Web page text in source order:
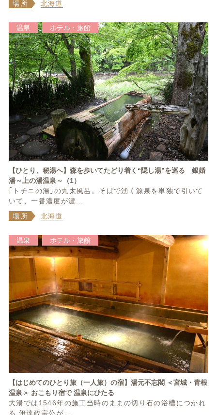
場所 北海道
温泉 ホテル・旅館
【ひとり、秘湯へ】森を歩いてたどり着く“隠し湯”を巡る 銀婚
湯～上の湯温泉～（1）
｢トチニの湯｣の丸太風呂。そばで湧く源泉を単独で引いて
いて、一番濃度が濃...
場所
北海道
温泉 ホテル・旅館
【はじめてのひとり旅（一人旅）の宿】湯元不忘閣 ＜宮城・青根
温泉＞ おこもり宿で 温泉にひたる
大湯では1546年の施工当時のままの切り石の浴槽につかれ
る 伊達政宗公が...